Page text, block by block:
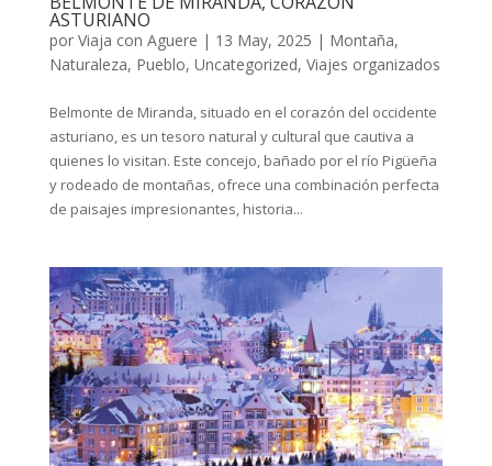
ASTURIANO
por Viaja con Aguere | 13 May, 2025 | Montaña,
Naturaleza, Pueblo, Uncategorized, Viajes organizados
Belmonte de Miranda, situado en el corazón del occidente
asturiano, es un tesoro natural y cultural que cautiva a
quienes lo visitan. Este concejo, bañado por el río Pigüeña
y rodeado de montañas, ofrece una combinación perfecta
de paisajes impresionantes, historia...